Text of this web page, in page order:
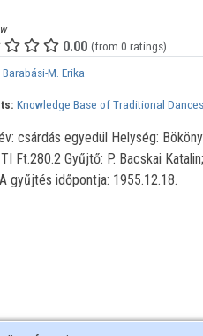
0.00 (from 0 ratings)
Barabási-M. Erika
Knowledge Base of Traditional Dances
csárdás egyedül Helység:
Ft.280.2 Gyűjtő: P. Bacskai
gyűjtés időpontja: 1955.12.18.